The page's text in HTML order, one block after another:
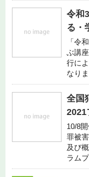
令和
る・
「令
ぶ講
行に
なり
全国
2021
10/8
罪被
及び
ラム